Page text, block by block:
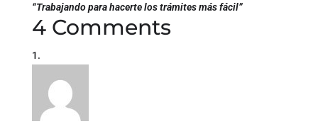
“Trabajando para hacerte los trámites más fácil”
4 Comments